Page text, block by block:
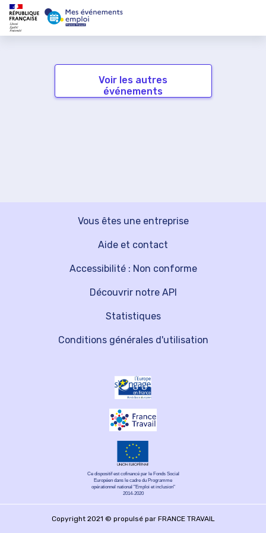
Voir les autres
événements
Vous êtes une entreprise
Découvrir notre API
Aide et contact
Statistiques
Accessibilité : Non conforme
Conditions générales d'utilisation
Ce dispositif est cofinancé par le Fonds Social
Européen dans le cadre du Programme
opérationnel national "Emploi et inclusion"
2014-2020
Copyright 2021 © propulsé par FRANCE TRAVAIL